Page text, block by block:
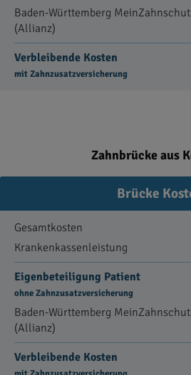
Baden-Württemberg
(Allianz)
Verbleibende Kosten
mit Zahnzusatzversicherung
Zahnbrücke aus
Brücke
Gesamtkosten
Krankenkassenleistung
Eigenbeteiligung Patient
ohne Zahnzusatzversicherung
Baden-Württemberg
(Allianz)
Verbleibende Kosten